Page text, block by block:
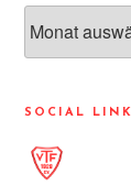
SOCIAL